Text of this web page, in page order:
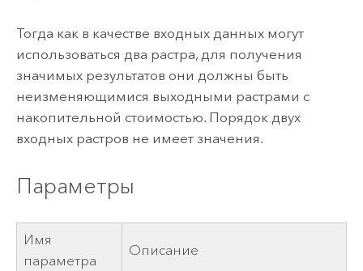
Тогда как в качестве входных данных могут
использоваться два растра, для получения
значимых результатов они должны быть
неизменяющимися выходными растрами с
накопительной стоимостью. Порядок двух
входных растров не имеет значения.
Параметры
Имя
параметра
Описание